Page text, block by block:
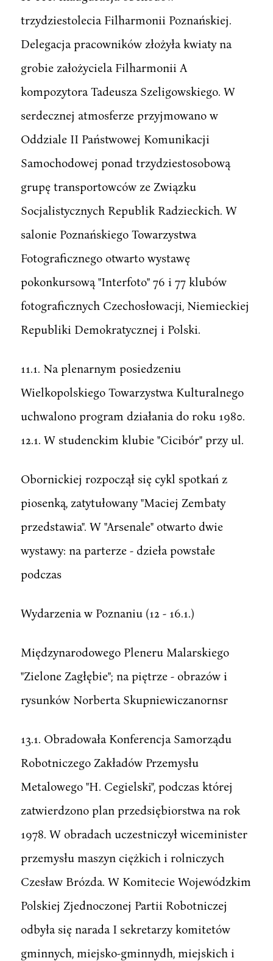
trzydziestolecia Filharmonii Poznańskiej.
Delegacja pracowników złożyła kwiaty na
grobie założyciela Filharmonii A
kompozytora Tadeusza Szeligowskiego. W
serdecznej atmosferze przyjmowano w
Oddziale II Państwowej Komunikacji
Samochodowej ponad trzydziestosobową
grupę transportowców ze Związku
Socjalistycznych Republik Radzieckich. W
salonie Poznańskiego Towarzystwa
Fotograficznego otwarto wystawę
pokonkursową "Interfoto" 76 i 77 klubów
fotograficznych Czechosłowacji, Niemieckiej
Republiki Demokratycznej i Polski.
11.1. Na plenarnym posiedzeniu
Wielkopolskiego Towarzystwa Kulturalnego
uchwalono program działania do roku 1980.
12.1. W studenckim klubie "Cicibór" przy ul.
Obornickiej rozpoczął się cykl spotkań z
piosenką, zatytułowany "Maciej Zembaty
przedstawia". W "Arsenale" otwarto dwie
wystawy: na parterze - dzieła powstałe
podczas
Wydarzenia w Poznaniu (12 - 16.1.)
Międzynarodowego Pleneru Malarskiego
"Zielone Zagłębie"; na piętrze - obrazów i
rysunków Norberta Skupniewiczanornsr
13.1. Obradowała Konferencja Samorządu
Robotniczego Zakładów Przemysłu
Metalowego "H. Cegielski", podczas której
zatwierdzono plan przedsiębiorstwa na rok
1978. W obradach uczestniczył wiceminister
przemysłu maszyn ciężkich i rolniczych
Czesław Brózda. W Komitecie Wojewódzkim
Polskiej Zjednoczonej Partii Robotniczej
odbyła się narada I sekretarzy komitetów
gminnych, miejsko-gminnydh, miejskich i